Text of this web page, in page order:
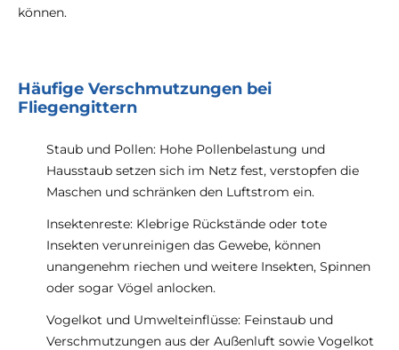
können.
Häufige Verschmutzungen bei
Fliegengittern
Staub und Pollen: Hohe Pollenbelastung und
Hausstaub setzen sich im Netz fest, verstopfen die
Maschen und schränken den Luftstrom ein.
Insektenreste: Klebrige Rückstände oder tote
Insekten verunreinigen das Gewebe, können
unangenehm riechen und weitere Insekten, Spinnen
oder sogar Vögel anlocken.
Vogelkot und Umwelteinflüsse: Feinstaub und
Verschmutzungen aus der Außenluft sowie Vogelkot